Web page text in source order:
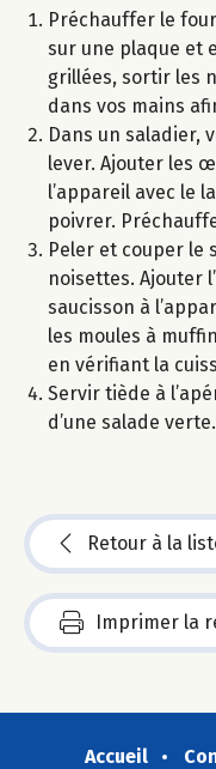
Préchauffer le
sur une plaque et
grillées, sortir les
dans vos mains
Dans un saladier,
lever. Ajouter les
l’appareil avec le
poivrer.
Peler et couper le
noisettes. Ajouter
saucisson à
les moules à
en vérifiant la
Servir tiède à
d’une salade verte.
Retour à la
Imprimer la
Accueil